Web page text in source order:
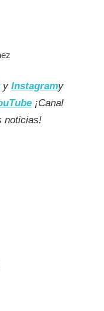
y Instagramy
¡Canal
noticias!